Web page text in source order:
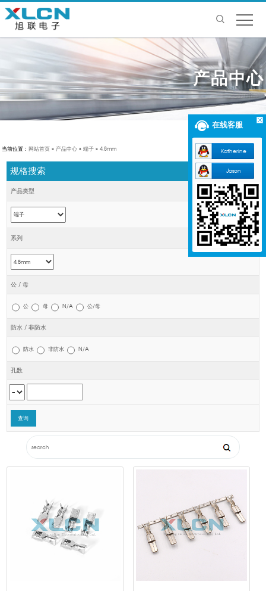
产品中心
当前位置： 网站首页» 产品中心» 端子» 4.8mm
规格搜索
产品类型
系列
公 / 母
公 母 N/A 公/母
防水 / 非防水
防水 非防水 N/A
孔数
在线客服
Katherine
Jason